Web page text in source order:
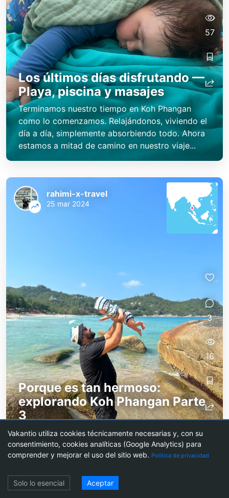
Los últimos días disfrutando —
Playa, piscina y masajes
Terminamos nuestro tiempo en Koh Phangan
como lo comenzamos. Relajándonos, viviendo el
día a día, simplemente absorbiendo todo. Ahora
estamos a mitad de camino en nuestro viaje...
57
Porque es tan hermoso:
explorando Koh Phangan Parte
3
En realidad hemos extendido nuestro coche de
alquiler por un día más. Explorar la isla nos
divierte tanto que decidimos volver a recorrer la
rahimi-x-travel
25 mar 2024
3
16
Vakantio utiliza cookies técnicamente necesarias y, con su
consentimiento, cookies analíticas (Google Analytics) para
comprender y mejorar el uso del sitio web. Política de privacidad
Solo lo esencial Aceptar